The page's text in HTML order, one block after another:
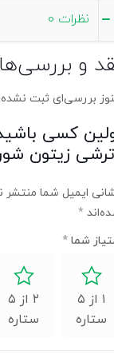
نظرات 0
و بررسی‌ها
بررسی‌ای ثبت
کسی
زیتون شور
ایمیل شما منتشر
*
شما *
۱ از ۵
ستاره
۲ از ۵
ستاره